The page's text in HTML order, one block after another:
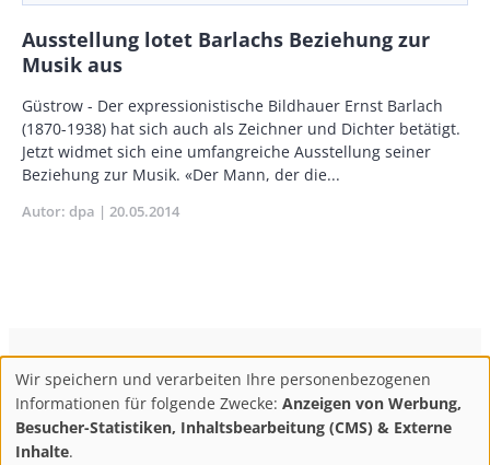
Ausstellung lotet Barlachs Beziehung zur
Musik aus
Body
Güstrow - Der expressionistische Bildhauer Ernst Barlach
(1870-1938) hat sich auch als Zeichner und Dichter betätigt.
Jetzt widmet sich eine umfangreiche Ausstellung seiner
Beziehung zur Musik. «Der Mann, der die...
Autor dpa Publikationsdatum
20.05.2014
Footer
ConBrio Kulturmedienhaus AGB
Datenschutz
Impressum
Info & Kontakt
Abo kündigen / Widerruf der Bestellung
Use
of
personal
Wir speichern und verarbeiten Ihre personenbezogenen
Informationen für folgende Zwecke: Anzeigen von Werbung,
Besucher-Statistiken, Inhaltsbearbeitung (CMS) & Externe
Inhalte.